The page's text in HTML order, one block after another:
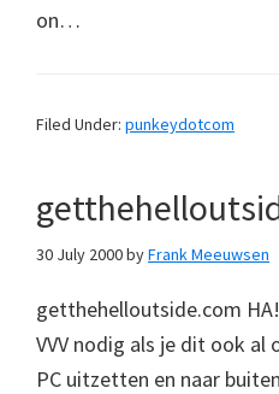
on…
Filed Under: punkeydotcom
30 July 2000byFrank Meeuwsen
getthehelloutside.com
VVV nodig als je dit ook al
PC uitzetten en naar